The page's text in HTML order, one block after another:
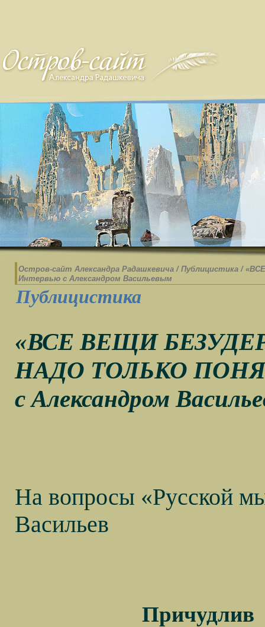
Остров-cайт Александра Радашкевича / Публицистика /
Интервью с Александром Васильевым
Публицистика
«ВСЕ ВЕЩИ
НАДО ТОЛЬКО
с Александром
На вопросы «Русской
Васильев